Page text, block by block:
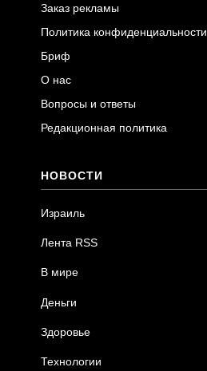
Заказ рекламы
Политика конфиденциальности
Бриф
О нас
Вопросы и ответы
Редакционная политика
НОВОСТИ
Израиль
Лента RSS
В мире
Деньги
Здоровье
Технологии